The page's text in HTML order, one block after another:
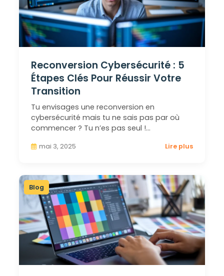
Reconversion Cybersécurité : 5
Étapes Clés Pour Réussir Votre
Transition
Tu envisages une reconversion en
cybersécurité mais tu ne sais pas par où
commencer ? Tu n’es pas seul !…
mai 3, 2025 Lire plus
Blog